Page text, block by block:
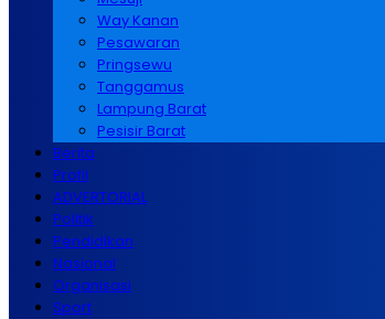
Way Kanan
Pesawaran
Pringsewu
Tanggamus
Lampung Barat
Pesisir Barat
Berita
Profil
ADVERTORIAL
Politik
Pendidikan
Nasional
Organisasi
Sport